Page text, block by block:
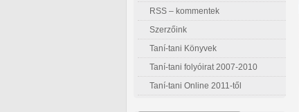
RSS – kommentek
Szerzőink
Taní-tani Könyvek
Taní-tani folyóirat 2007-2010
Taní-tani Online 2011-től